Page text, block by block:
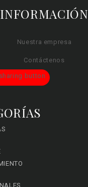
INFORMACIÓN
Nuestra empresa
Contáctenos